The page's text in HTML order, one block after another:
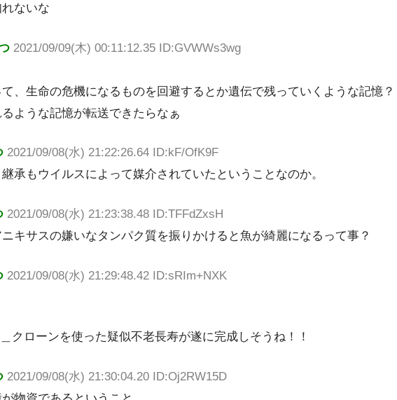
ないな
2021/09/09(木) 00:11:12.35 ID:GVWWs3wg
、生命の危機になるものを回避するとか遺伝で残っていくような記憶？
ような記憶が転送できたらなぁ
2021/09/08(水) 21:22:26.64 ID:kF/OfK9F
承もウイルスによって媒介されていたということなのか。
2021/09/08(水) 21:23:38.48 ID:TFFdZxsH
キサスの嫌いなタンパク質を振りかけると魚が綺麗になるって事？
2021/09/08(水) 21:29:48.42 ID:sRIm+NXK
ーンを使った疑似不老長寿が遂に完成しそうね！！
2021/09/08(水) 21:30:04.20 ID:Oj2RW15D